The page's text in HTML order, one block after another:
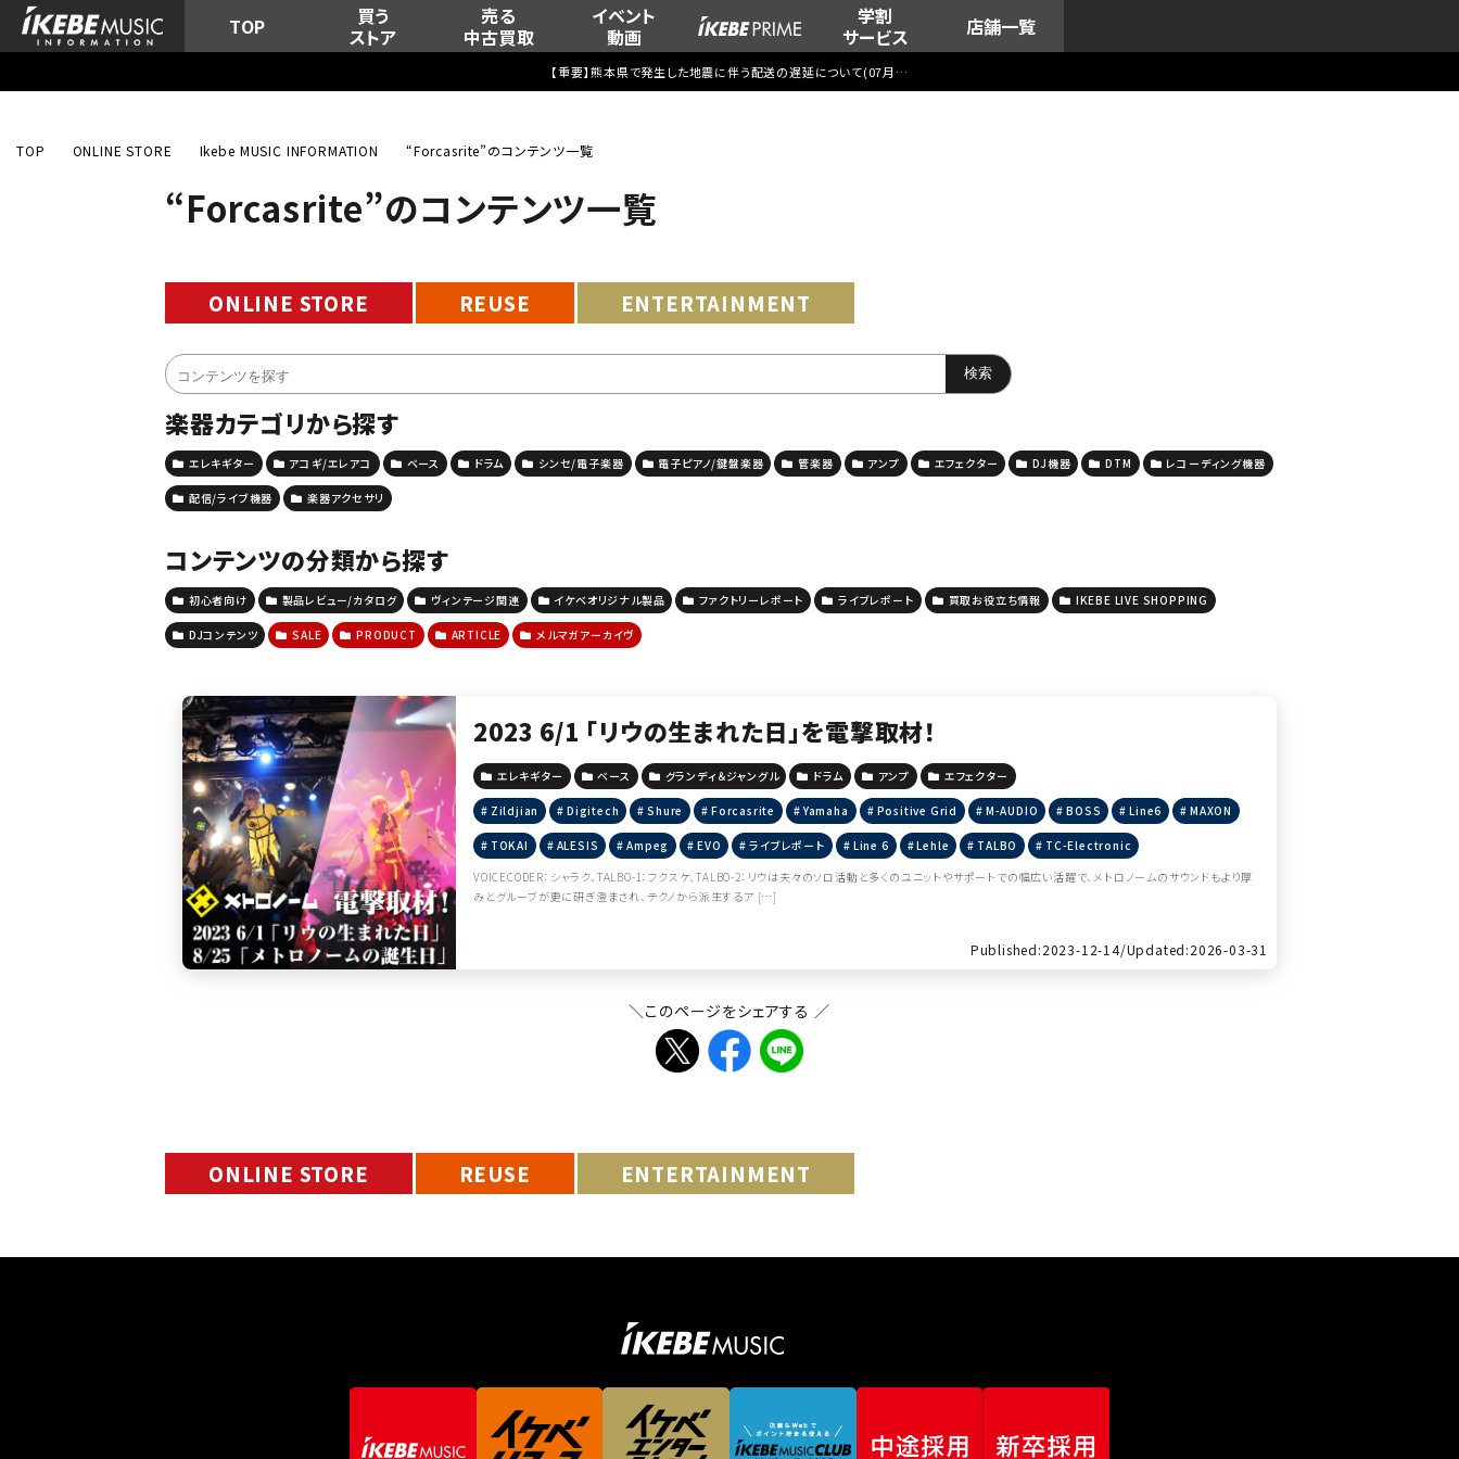
TOP
買う
ストア
売る
中古買取
イベント
動画
学割
サービス
店舗一覧
【重要】熊本県で発生した地震に伴う配送の遅延について(07月29日
TOP ONLINE STORE Ikebe MUSIC INFORMATION “Forcasrite”のコンテンツ一覧
“Forcasrite”のコンテンツ一覧
ONLINE STORE REUSE ENTERTAINMENT
楽器カテゴリから探す
エレキギター アコギ/エレアコ ベース ドラム シンセ/電子楽器 電子ピアノ/鍵盤楽器 管楽器 アンプ エフェクター DJ機器 DTM レコーディング機器
配信/ライブ機器 楽器アクセサリ
コンテンツの分類から探す
初心者向け 製品レビュー/カタログ ヴィンテージ関連 イケベオリジナル製品 ファクトリーレポート ライブレポート 買取お役立ち情報 IKEBE LIVE SHOPPING
DJコンテンツ SALE PRODUCT ARTICLE メルマガアーカイヴ
2023 6/1 「リウの生まれた日」を電撃取材！
エレキギター ベース グランディ＆ジャングル ドラム アンプ エフェクター
Zildjian Digitech Shure Forcasrite Yamaha Positive Grid M-AUDIO BOSS Line6 MAXON
TOKAI ALESIS Ampeg EVO ライブレポート Line 6 Lehle TALBO
TC-Electronic
VOICECODER：シャラク、TALBO-1：フクスケ、TALBO-2：リウは夫々のソロ活動と多くのユニットやサポートでの幅広い活躍で、メトロノームのサウンドもより厚
みとグルーブが更に研ぎ澄まされ、テクノから派生するア […]
Published:2023-12-14/Updated:2026-03-31
＼このページをシェアする ／
ONLINE STORE REUSE ENTERTAINMENT